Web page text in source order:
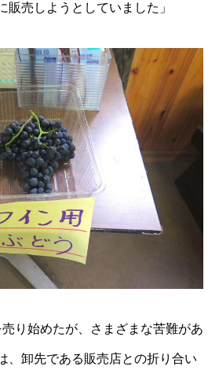
販売しようとしていました」
り始めたが、さまざまな苦難があ
、卸先である販売店との折り合い